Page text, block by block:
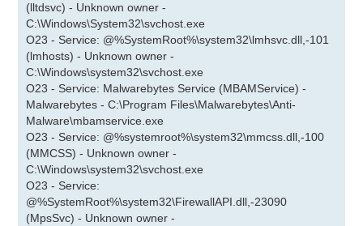
(lltdsvc) - Unknown owner -
C:\Windows\System32\svchost.exe
O23 - Service: @%SystemRoot%\system32\lmhsvc.dll,-101
(lmhosts) - Unknown owner -
C:\Windows\system32\svchost.exe
O23 - Service: Malwarebytes Service (MBAMService) -
Malwarebytes - C:\Program Files\Malwarebytes\Anti-
Malware\mbamservice.exe
O23 - Service: @%systemroot%\system32\mmcss.dll,-100
(MMCSS) - Unknown owner -
C:\Windows\system32\svchost.exe
O23 - Service:
@%SystemRoot%\system32\FirewallAPI.dll,-23090
(MpsSvc) - Unknown owner -